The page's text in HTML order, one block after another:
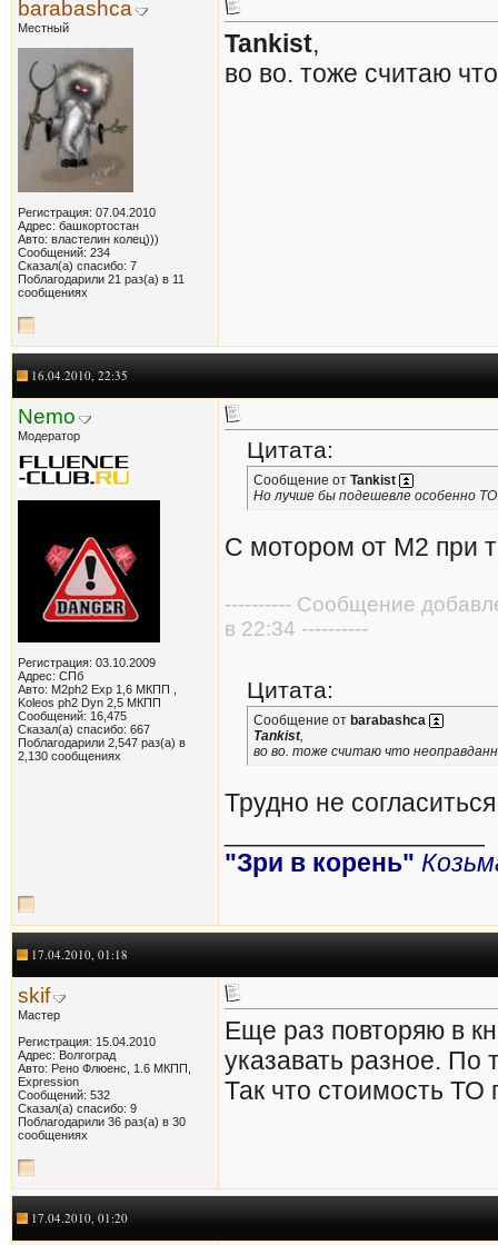
barabashca
Местный
Регистрация: 07.04.2010
Адрес: башкортостан
Авто: властелин колец)))
Сообщений: 234
Сказал(а) спасибо: 7
Поблагодарили 21 раз(а) в 11
сообщениях
Tankist,
во во. тоже считаю
16.04.2010, 22:35
Nemo
Модератор
Регистрация: 03.10.2009
Адрес: СПб
Авто: M2ph2 Exp 1,6 МКПП ,
Koleos ph2 Dyn 2,5 МКПП
Сообщений: 16,475
Сказал(а) спасибо: 667
Поблагодарили 2,547 раз(а) в
2,130 сообщениях
Цитата:
Сообщение от Tankist
Но лучше бы подешевле особенно
С мотором от М2 при
---------- Сообщение
в 22:34 ----------
Цитата:
Сообщение от barabashca
Tankist,
во во. тоже считаю что
Трудно не
"Зри в корень"
17.04.2010, 01:18
skif
Мастер
Регистрация: 15.04.2010
Адрес: Волгоград
Авто: Рено Флюенс, 1.6 МКПП,
Expression
Сообщений: 532
Сказал(а) спасибо: 9
Поблагодарили 36 раз(а) в 30
сообщениях
Еще раз повторяю в
указавать разное. По
Так что стоимость ТО
17.04.2010, 01:20